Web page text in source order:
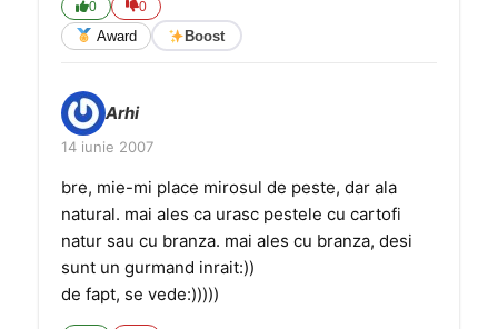
0 0
Award Boost
Arhi
14 iunie 2007
bre, mie-mi place mirosul de peste, dar ala
natural. mai ales ca urasc pestele cu cartofi
natur sau cu branza. mai ales cu branza, desi
sunt un gurmand inrait:))
de fapt, se vede:)))))